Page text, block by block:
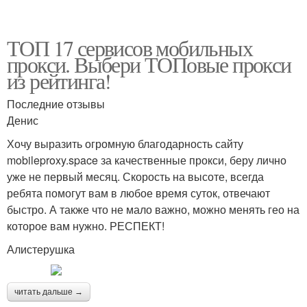
ТОП 17 сервисов мобильных
прокси. Выбери ТОПовые прокси
из рейтинга!
Последние отзывы
Денис
Хочу выразить огромную благодарность сайту
mobileproxy.space за качественные прокси, беру лично
уже не первый месяц. Скорость на высоте, всегда
ребята помогут вам в любое время суток, отвечают
быстро. А также что не мало важно, можно менять гео на
которое вам нужно. РЕСПЕКТ!
Алистерушка
читать дальше →